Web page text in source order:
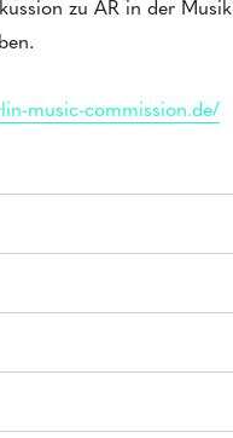
zu AR in der Musik
music-commission.de/